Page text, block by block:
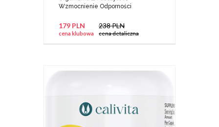
Wzmocnienie Odporności
179 PLN
cena klubowa
238 PLN
cena detaliczna